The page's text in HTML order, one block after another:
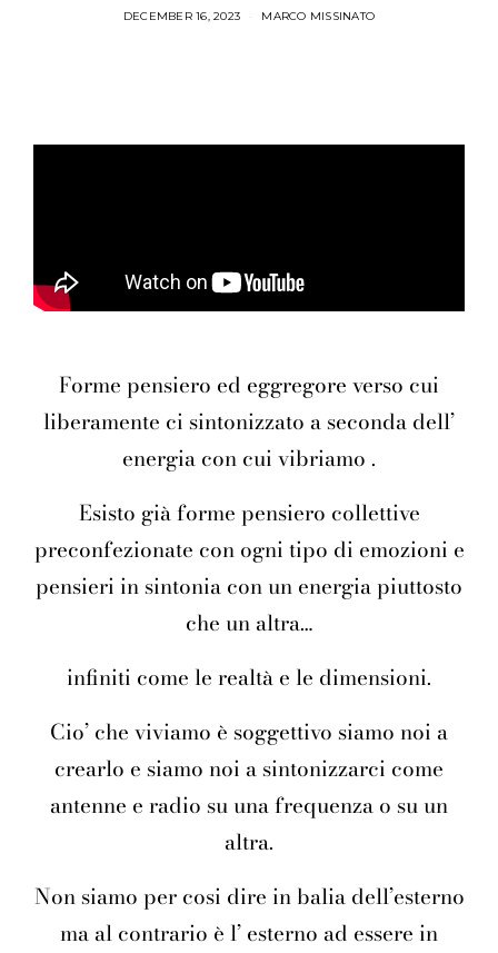
DECEMBER 16, 2023 MARCO MISSINATO
Forme pensiero ed eggregore verso cui
liberamente ci sintonizzato a seconda dell’
energia con cui vibriamo .
Esisto già forme pensiero collettive
preconfezionate con ogni tipo di emozioni e
pensieri in sintonia con un energia piuttosto
che un altra…
infiniti come le realtà e le dimensioni.
Cio’ che viviamo è soggettivo siamo noi a
crearlo e siamo noi a sintonizzarci come
antenne e radio su una frequenza o su un
altra.
Non siamo per cosi dire in balia dell’esterno
ma al contrario è l’ esterno ad essere in